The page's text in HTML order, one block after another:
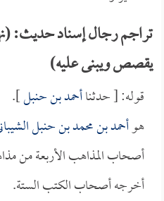
تراجم رجال إسناد حديث:
يقصص ويبنى عليه)
قوله: [ حدثناأحمد بن حنبل].
هوأحمد بن محمد بن حنبل
أصحاب المذاهب الأربعة من
أخرجه أصحاب الكتب الستة.